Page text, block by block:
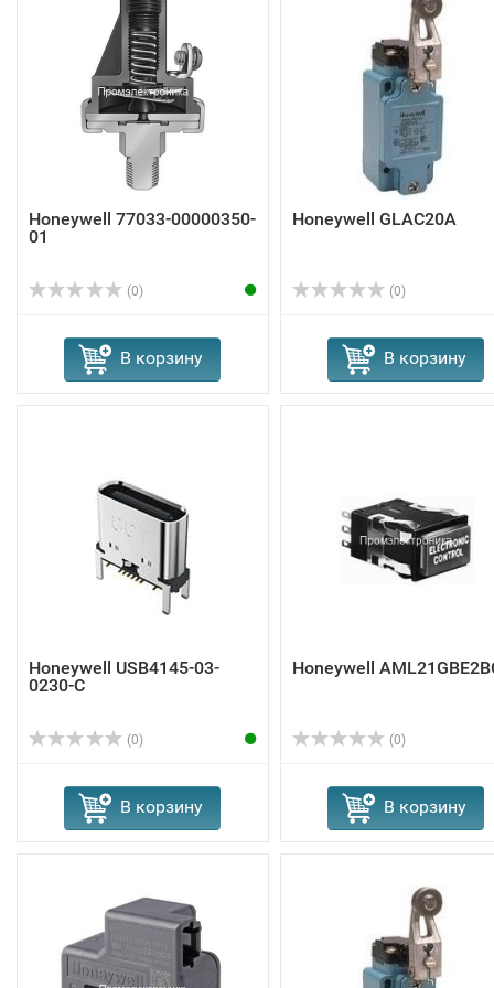
Honeywell 77033-00000350-
01
(0)
В корзину
Honeywell GLAC20A
(0)
В корзину
Honeywell USB4145-03-
0230-C
(0)
В корзину
Honeywell
(0)
В корзину